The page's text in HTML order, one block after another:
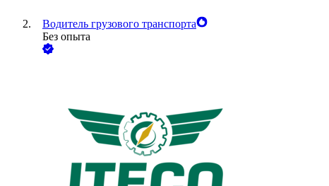
Водитель грузового транспорта
Без опыта